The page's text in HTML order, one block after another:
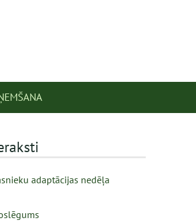
adaptācijas nedēļa